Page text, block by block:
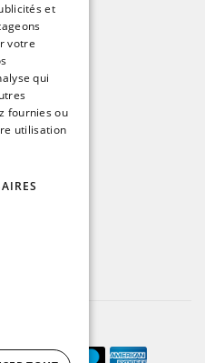
offres
GERMAN
FRENCH
et
votre
qui
fournies ou
utilisation